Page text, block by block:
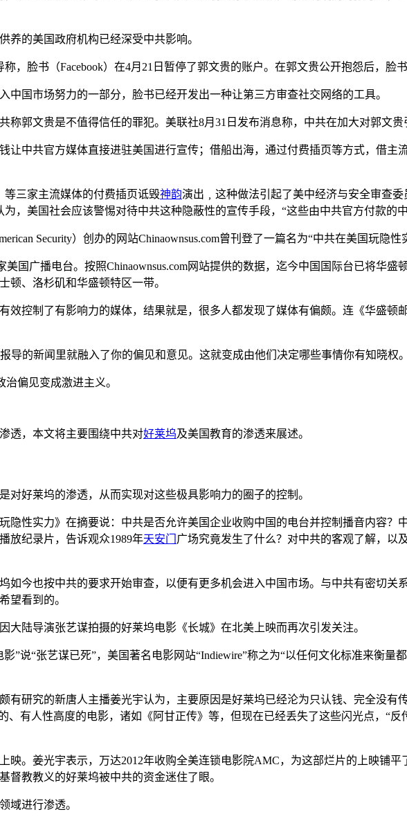
养的美国政府机构已经深受中共影响。
，脸书（Facebook）在4月21日暂停了郭文贵的账户。在郭文贵公开抱怨后，脸
国市场努力的一部分，脸书已经开发出一种让第三方审查社交网络的工具。
郭文贵是不值得信任的罪犯。美联社8月31日发布消息称，中共在加大对郭文贵
让中共官方媒体直接进驻美国进行宣传；借船出海，通过付费插页等方式，借主
等三家主流媒体的付费插页诋毁神韵演出﹐这种做法引起了美中经济与安全审查
为，美国社会应该警惕对待中共这种隐蔽性的宣传手段，“这些由中共官方付款的
Security）创办的网站Chinaownsus.com曾刊登了一篇名为“中共在美国玩隐性
国广播电台。按照Chinaownsus.com网站提供的数据，迄今中国国际台已将华
顿、洛杉矶和华盛顿特区一带。
效控制了有影响力的媒体，结果就是，很多人都发现了媒体有偏颇。连《华盛顿
导的新闻里就融入了你的偏见和意见。这就变成由他们决定哪些事情你有知晓权。
治偏见变成激进主义。
透，本文将主要围绕中共对好莱坞及美国教育的渗透来展述。
对好莱坞的渗透，从而实现对这些极具影响力的圈子的控制。
隐性实力》在摘要说：中共是否允许美国企业收购中国的电台并控制播音内容？
放纪录片，告诉观众1989年天安门 广场究竟发生了什么？对中共的客观了解，以
如今也按中共的要求开始审查，以便有更多机会进入中国市场。与中共有密切关
望看到的。
陆导演张艺谋拍摄的好莱坞电影《长城》在北美上映而再次引发关注。
”说“张艺谋已死”，美国著名电影网站“Indiewire”称之为“以任何文化标准来衡量
有研究的新唐人主播姜光宇认为，主要原因是好莱坞已经沦为只认钱、完全没有
、有人性高度的电影，诸如《阿甘正传》等，但现在已经丢失了这些闪光点，“
映。姜光宇表示，万达2012年收购全美连锁电影院AMC，为这部烂片的上映铺
督教教义的好莱坞被中共的资金迷住了眼。
域进行渗透。